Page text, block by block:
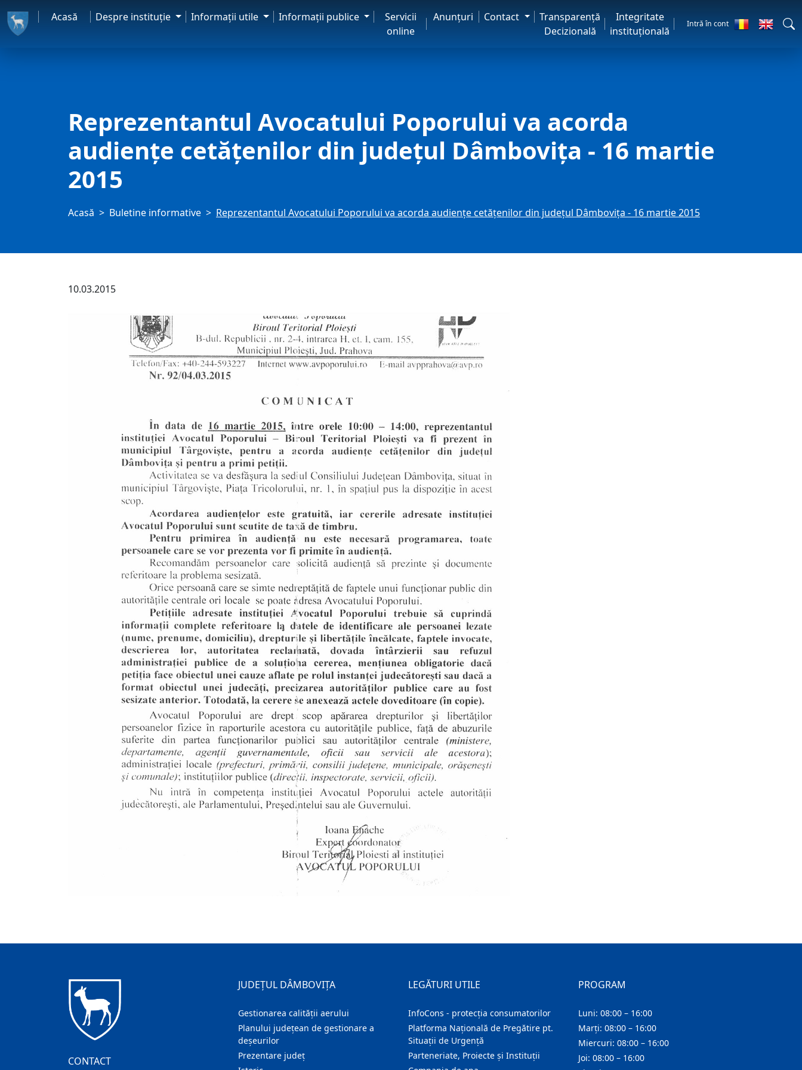
Acasă Despre instituţie Informaţii utile Informaţii publice
Servicii
online
Anunţuri Contact
Transparență
Decizională
Integritate
instituțională
Intră în cont
Reprezentantul Avocatului Poporului va acorda
audiențe cetățenilor din județul Dâmbovița - 16 martie
2015
Acasă Buletine informative Reprezentantul Avocatului Poporului va acorda audiențe cetățenilor din județul Dâmbovița - 16 martie 2015
10.03.2015
CONTACT
JUDEȚUL DÂMBOVIȚA
Gestionarea calității aerului
Planului județean de gestionare a
deșeurilor
Prezentare judeţ
LEGĂTURI UTILE
InfoCons - protecția consumatorilor
Platforma Națională de Pregătire pt.
Situații de Urgență
Parteneriate, Proiecte și Instituții
PROGRAM
Luni: 08:00 – 16:00
Marți: 08:00 – 16:00
Miercuri: 08:00 – 16:00
Joi: 08:00 – 16:00